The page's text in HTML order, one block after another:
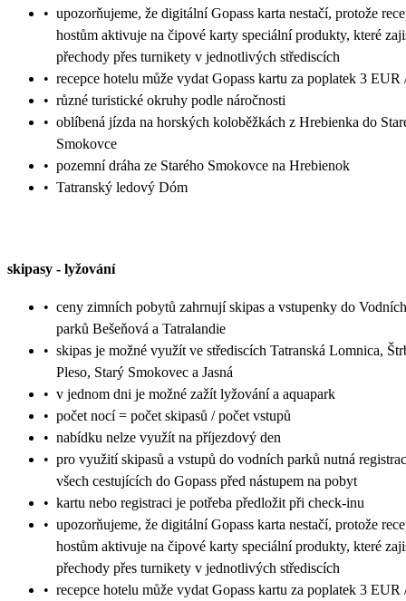
• upozorňujeme, že digitální Gopass karta nestačí, protože
hostům aktivuje na čipové karty speciální produkty, které
přechody přes turnikety v jednotlivých střediscích
• recepce hotelu může vydat Gopass kartu za poplatek 3 EUR
• různé turistické okruhy podle náročnosti
• oblíbená jízda na horských koloběžkách z Hrebienka do
Smokovce
• pozemní dráha ze Starého Smokovce na Hrebienok
• Tatranský ledový Dóm
skipasy - lyžování
• ceny zimních pobytů zahrnují skipas a vstupenky do Vodních
parků Bešeňová a Tatralandie
• skipas je možné využít ve střediscích Tatranská Lomnica,
Pleso, Starý Smokovec a Jasná
• v jednom dni je možné zažít lyžování a aquapark
• počet nocí = počet skipasů / počet vstupů
• nabídku nelze využít na příjezdový den
• pro využití skipasů a vstupů do vodních parků nutná
všech cestujících do Gopass před nástupem na pobyt
• kartu nebo registraci je potřeba předložit při check-inu
• upozorňujeme, že digitální Gopass karta nestačí, protože
hostům aktivuje na čipové karty speciální produkty, které
přechody přes turnikety v jednotlivých střediscích
• recepce hotelu může vydat Gopass kartu za poplatek 3 EUR